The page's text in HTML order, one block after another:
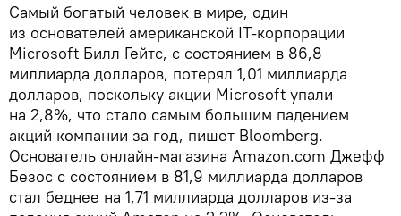
Самый богатый человек в мире, один
из основателей американской IT-корпорации
Microsoft Билл Гейтс, с состоянием в 86,8
миллиарда долларов, потерял 1,01 миллиарда
долларов, поскольку акции Microsoft упали
на 2,8%, что стало самым большим падением
акций компании за год, пишет Bloomberg.
Основатель онлайн-магазина Amazon.com Джефф
Безос с состоянием в 81,9 миллиарда долларов
стал беднее на 1,71 миллиарда долларов из-за